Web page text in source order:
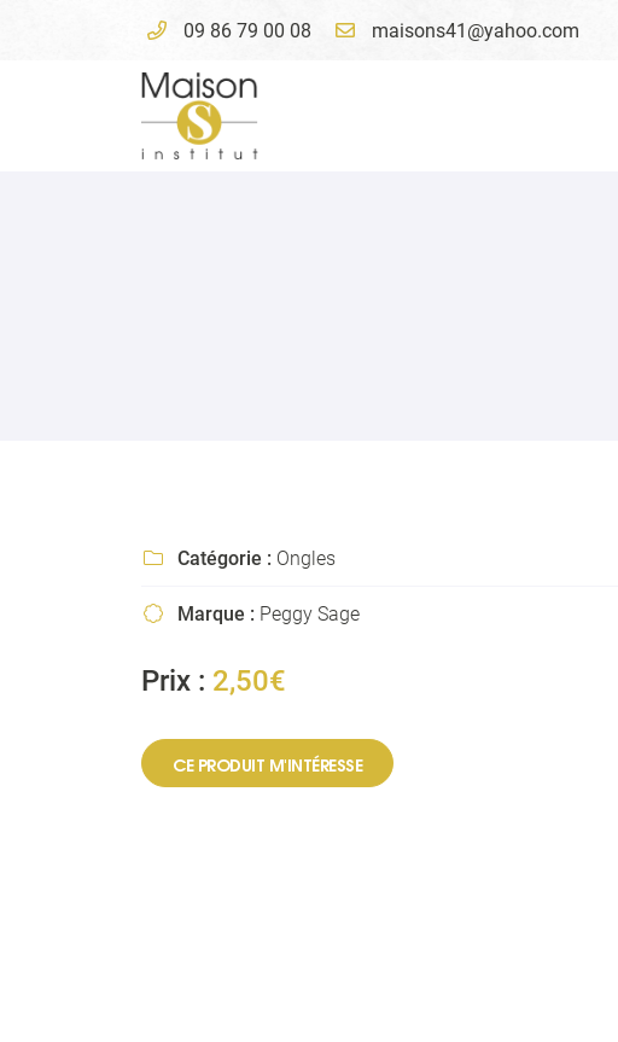
09 86 79 00 08
09 86 79 00 08
l'adresse email indiqué ci-dessus. Vous pouvez vous désinscrire à tout moment en
le formulaire de désinscription.
INSCRIPTION
 Catégorie : Ongles
 Marque : Peggy Sage
Prix : 2,50€
CE PRODUIT M'INTÉRESSE